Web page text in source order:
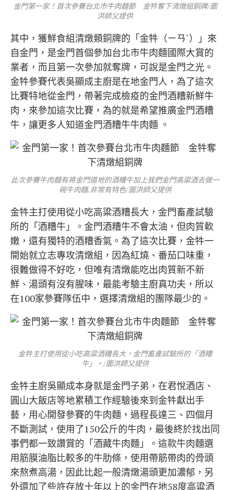
金門第一家！首次參賽台北市牛肉麵節 金牪奪下清燉組銅牌/圖
洪師父提供
其中，獲鮮食組清燉類銅牌的「金牪（ㄧㄢˋ）」來
自金門，是金門首個參加台北市牛肉麵國際大賞的
業者，而且第一次參加就奪牌，可說是金門之光。
金牪參賽代表吳顯成主廚是在地金門人，為了這次
比賽特地從金門，帶著完成檢疫的金門酒糟新鮮牛
肉，來參加這次比賽，為的就是希望推廣金門酒糟
牛，讓更多人知道金門酒糟牛牛肉麵 。
此次參賽牛肉麵有將金門道地的酒糟牛加上我們金門高粱酒去做一
碗牛肉麵.非常有特色/圖洪師父提供
金牪主打使用從小吃高粱酒糟長大，金門畜產試驗
所的「酒糟牛」。金門酒糟牛不會太油，但肉質軟
嫩，還有獨特的酒糟香氣。為了這次比賽，金牪一
開始就立志專攻清燉組，因為紅燒、番茄口味重，
很難做得不好吃，但唯有清燉能吃出肉質新不新
鮮、湯頭有沒有腥味，最能考驗主廚真功夫，所以
在100家參賽隊伍中，選擇清燉組的團隊最少的。
金牪主打使用從小吃高粱酒糟長大，金門畜產試驗所的「酒糟
牛」。/圖洪師父提供
金牪主廚吳顯成本身就是金門子弟，在君悅酒店、
圓山大飯店等地累積工作經驗後來到金牪獻出手
藝，用心開發參賽的牛肉麵，過程長達三、四個月
不斷測試，使用了150公斤的牛肉，最後終於找出同
事們都一致讚賞的「酒藏牛肉麵」。這款牛肉麵選
用筋膜油脂比較多的牛肋條，使用帶筋帶肉的骨頭
來熬煮高湯，因此比起一般清燉湯頭更加濃郁，另
外還加了些許存放十年以上的金門在地58度高粱酒